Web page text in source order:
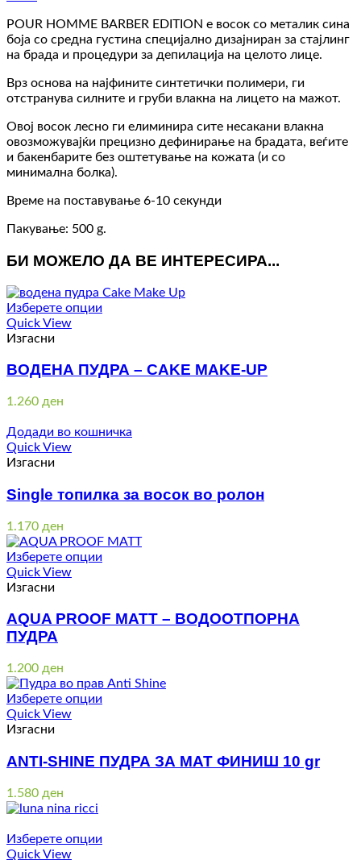
POUR HOMME BARBER EDITION е восок со металик сина
боја со средна густина специјално дизајниран за стајлинг
на брада и процедури за депилација на целото лице.
Врз основа на најфините синтетички полимери, ги
отстранува силните и груби влакна на лицето на мажот.
Овој восок лесно ги елиминира сите несакани влакна
овозможувајќи прецизно дефинирање на брадата, веѓите
и бакенбарите без оштетување на кожата (и со
минимална болка).
Време на поставување 6-10 секунди
Пакување: 500 g.
БИ МОЖЕЛО ДА ВЕ ИНТЕРЕСИРА...
Изберете опции
Quick View
Изгасни
ВОДЕНА ПУДРА – CAKE MAKE-UP
1.260 ден
Додади во кошничка
Quick View
Изгасни
Single топилка за восок во ролон
1.170 ден
Изберете опции
Quick View
Изгасни
AQUA PROOF MATT – ВОДООТПОРНА
ПУДРА
1.200 ден
Изберете опции
Quick View
Изгасни
ANTI-SHINE ПУДРА ЗА МАТ ФИНИШ 10 gr
1.580 ден
Изберете опции
Quick View